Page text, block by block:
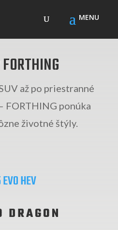
až po priestranné
FORTHING ponúka
životné štýly.
DRAGON